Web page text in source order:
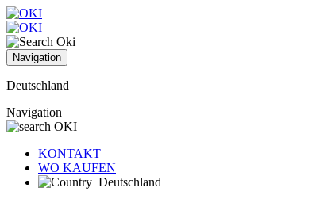
Navigation
Deutschland
Navigation
KONTAKT
WO KAUFEN
Deutschland